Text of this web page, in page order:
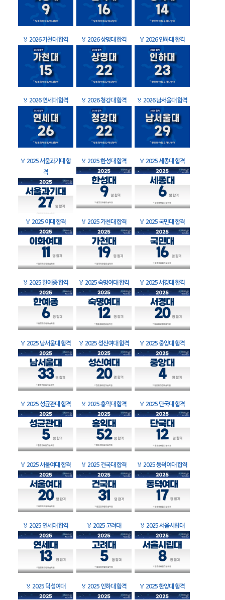
🏅 2026 가천대 합격 🏅 2026 상명대 합격 🏅 2026 인하대 합격
🏅 2026 연세대 합격 🏅 2026 청강대 합격 🏅 2026 남서울대 합격
🏅 2025 서울과기대 합
격
🏅 2025 한성대 합격 🏅 2025 세종대 합격
🏅 2025 이대 합격 🏅 2025 가천대 합격 🏅 2025 국민대 합격
🏅 2025 한예종 합격 🏅 2025 숙명여대 합격 🏅 2025 서경대 합격
🏅 2025 남서울대 합격 🏅 2025 성신여대 합격 🏅 2025 중앙대 합격
🏅 2025 성균관대 합격 🏅 2025 홍익대 합격 🏅 2025 단국대 합격
🏅 2025 서울여대 합격 🏅 2025 건국대 합격 🏅 2025 동덕여대 합격
🏅 2025 연세대 합격 🏅 2025 고려대 🏅 2025 서울시립대
🏅 2025 덕성여대 🏅 2025 인하대 합격 🏅 2025 한양대 합격